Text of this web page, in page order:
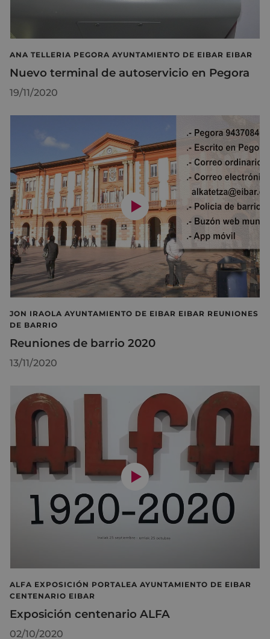
ANA TELLERIA PEGORA AYUNTAMIENTO DE EIBAR EIBAR
Nuevo terminal de autoservicio en Pegora
19/11/2020
JON IRAOLA AYUNTAMIENTO DE EIBAR EIBAR REUNIONES
DE BARRIO
Reuniones de barrio 2020
13/11/2020
ALFA EXPOSICIÓN PORTALEA AYUNTAMIENTO DE EIBAR
CENTENARIO EIBAR
Exposición centenario ALFA
02/10/2020